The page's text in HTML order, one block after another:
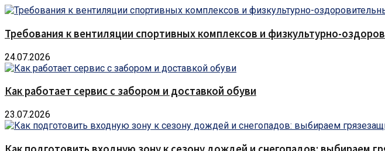
Требования к вентиляции спортивных комплексов и физкультурно-
24.07.2026
Как работает сервис с забором и доставкой обуви
23.07.2026